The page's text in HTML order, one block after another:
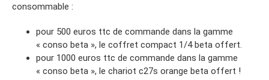
consommable :
pour 500 euros ttc de commande dans la gamme
« conso beta », le coffret compact 1/4 beta offert.
pour 1000 euros ttc de commande dans la gamme
« conso beta », le chariot c27s orange beta offert !